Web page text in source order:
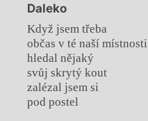
Daleko
Když jsem třeba
občas v té naší místnosti
hledal nějaký
svůj skrytý kout
zalézal jsem si
pod postel